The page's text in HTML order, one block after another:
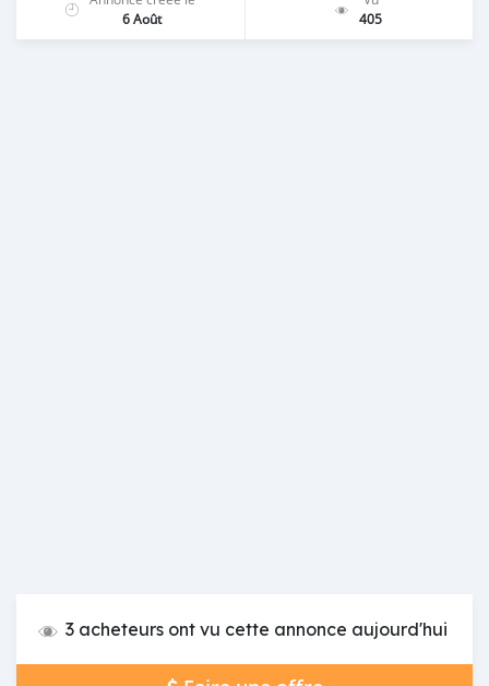
6 Août
405
3 acheteurs ont vu cette annonce aujourd'hui